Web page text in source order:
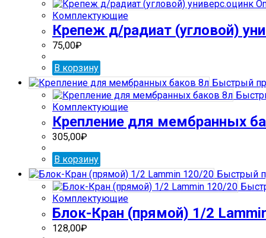
Комплектующие
Крепеж д/радиат (угловой)
75,00₽
В корзину
Быстрый
Комплектующие
Крепление для мембранных
305,00₽
В корзину
Быстрый
Комплектующие
Блок-Кран (прямой) 1/2
128,00₽